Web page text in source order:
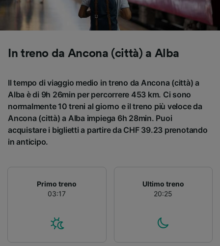
In treno da Ancona (città) a Alba
Il tempo di viaggio medio in treno da Ancona (città) a
Alba è di 9h 26min per percorrere 453 km. Ci sono
normalmente 10 treni al giorno e il treno più veloce da
Ancona (città) a Alba impiega 6h 28min. Puoi
acquistare i biglietti a partire da CHF 39.23 prenotando
in anticipo.
Primo treno
03:17
Ultimo treno
20:25
Utilizzare dati di geolocalizzazione precisi.
Scansione attiva delle caratteristiche del
dispositivo ai fini dell’identificazione.
accedervi. Pubblicità e contenuti
personalizzati, misurazione delle prestazioni
pubblico, sviluppo di servizi.
Elenco dei partner (fornitori)